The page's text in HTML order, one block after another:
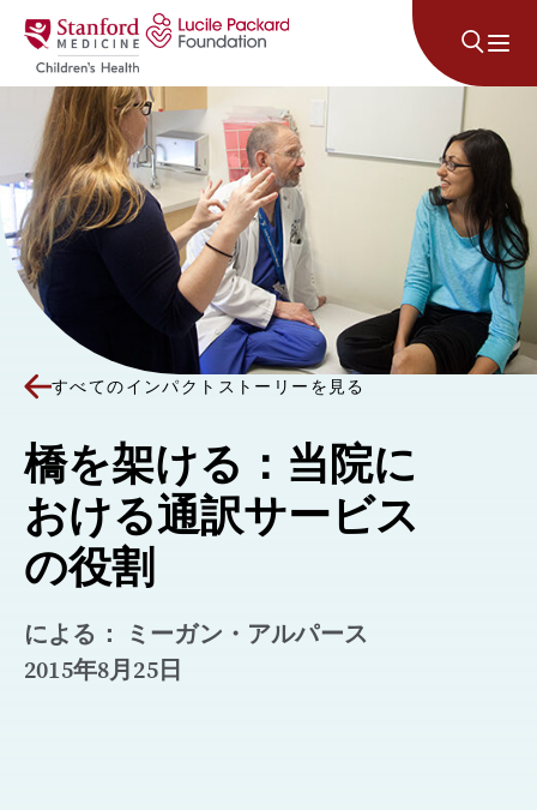
コンテンツにスキップ
すべてのインパクトストーリーを見る
橋を架ける：当院に
おける通訳サービス
の役割
による： ミーガン・アルパース
2015年8月25日